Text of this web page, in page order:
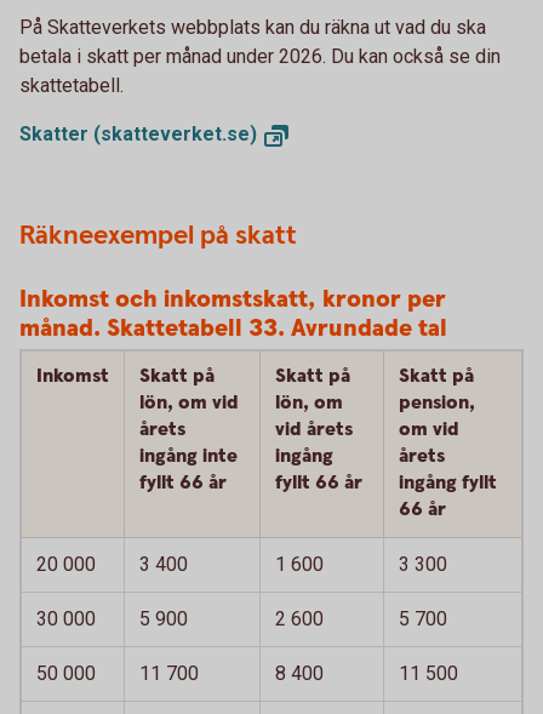
På Skatteverkets webbplats kan du räkna ut vad du ska
betala i skatt per månad under 2026. Du kan också se din
skattetabell.
Skatter (skatteverket.se)
Räkneexempel på skatt
Inkomst och inkomstskatt, kronor per
månad. Skattetabell 33. Avrundade tal
Inkomst
Skatt på
lön, om vid
årets
ingång inte
fyllt 66 år
Skatt på
lön, om
vid årets
ingång
fyllt 66 år
Skatt på
pension,
om vid
årets
ingång fyllt
66 år
20 000 3 400 1 600 3 300
30 000 5 900 2 600 5 700
50 000 11 700 8 400 11 500